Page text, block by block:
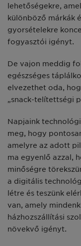
lehetőségekre,
különböző márkák
gyorsételekre
fogyasztói igényt.
De vajon meddig
egészséges
elvezethet oda,
„snack-telítettségi
Napjaink
meg, hogy
amelyre az adott
ma egyenlő azzal,
minőségre
a digitális
létre és teszünk
van, amely
házhozszállítási
növekvő igényt.